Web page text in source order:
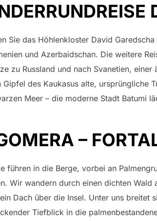
Sie das Höhlenkloster David
und Azerbaidschan. Die weitere
zu Russland und nach Svanetien,
Gipfel des Kaukasus alte, ursprüngliche
Meer – die moderne Stadt Batumi
–
führen in die Berge, vorbei an
Wir wandern durch einen dichten
Dach über die Insel. Unter uns breitet
Tiefblick in die